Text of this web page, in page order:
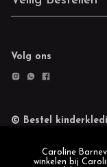
Volg ons
© Bestel
Caroline
winkelen bij